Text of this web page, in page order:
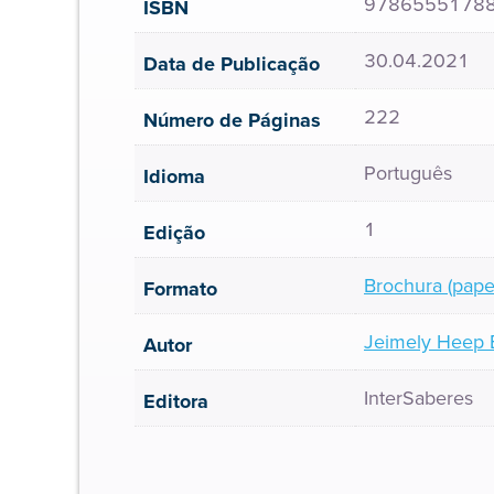
ISBN
Data de Publicação 30.04.2021
Número de Páginas 222
Idioma Português
Edição 1
Formato Brochura
Autor Jeimely Heep
Editora InterSaberes